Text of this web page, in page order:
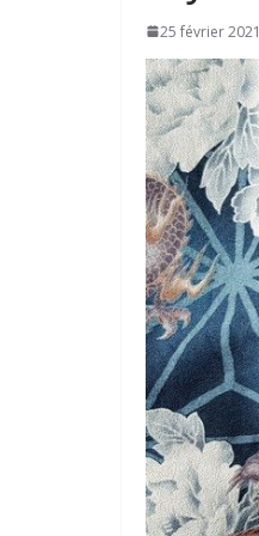
25 février 2021